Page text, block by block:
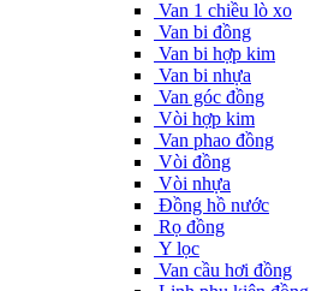
Van 1 chiều lò xo
Van bi đồng
Van bi hợp kim
Van bi nhựa
Van góc đồng
Vòi hợp kim
Van phao đồng
Vòi đồng
Vòi nhựa
Đồng hồ nước
Rọ đồng
Y lọc
Van cầu hơi đồng